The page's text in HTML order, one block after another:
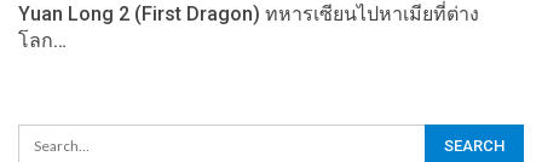
Yuan Long 2 (First Dragon) ทหารเซียนไปหาเมียที่ต่าง
โลก…